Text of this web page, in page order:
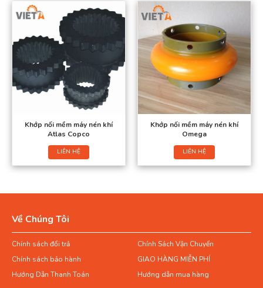
Khớp nối mềm máy nén khí
Atlas Copco
LIÊN HỆ
Khớp nối mềm máy nén khí
Omega
LIÊN HỆ
Về Chúng Tôi
Chính sách đổi trả
Chính Sách Vận Chuyển
Chính sách bảo hành
GIAO HÀNG MIỄN PHÍ
Hướng Dẫn Thanh Toán
Hướng dẫn mua hàng